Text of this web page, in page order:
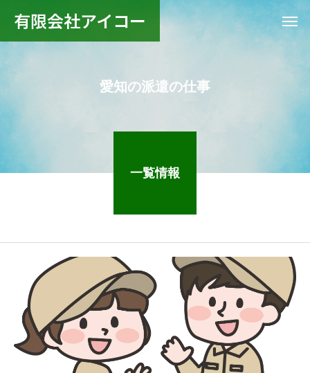
有限会社アイコー
愛知の派遣の仕事
一覧情報